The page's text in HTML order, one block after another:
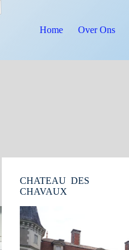
Home Over Ons
CHATEAU DES
CHAVAUX